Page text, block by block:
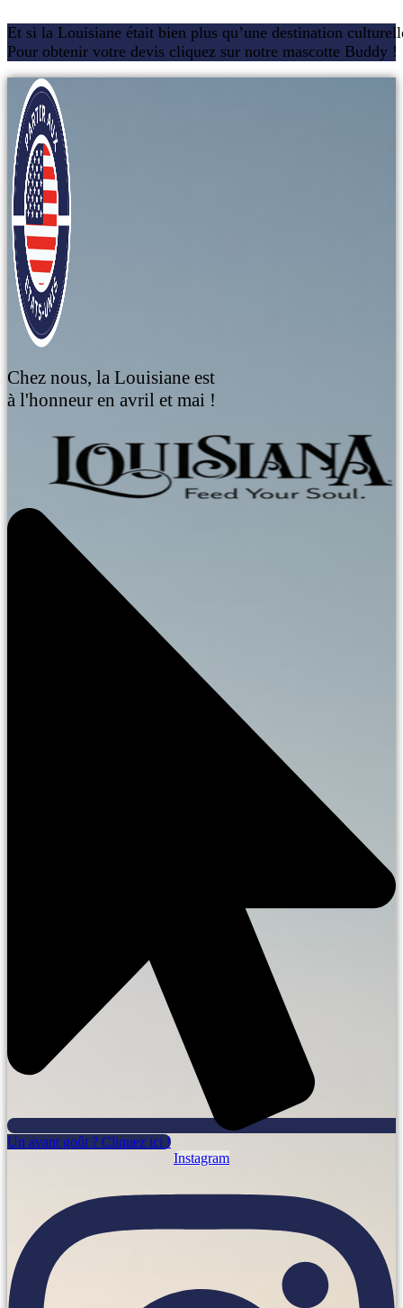
Et si la Louisiane était bien plus qu’une destination
Pour obtenir votre devis cliquez sur notre mascotte Buddy !
Chez nous, la Louisiane est
à l'honneur en avril et mai !
Un avant goût ? Cliquez ici !
Instagram